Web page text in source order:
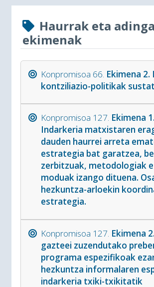
Haurrak eta
ekimenak
Konpromisoa 66. Ekimena 2.
kontziliazio-politikak
Konpromisoa 127. Ekimena 1.
Indarkeria matxistaren
dauden haurrei arreta
estrategia bat garatzea,
zerbitzuak, metodologiak
moduak izango dituena.
hezkuntza-arloekin
estrategia.
Konpromisoa 127. Ekimena
gazteei zuzendutako
programa espezifikoak
hezkuntza informalaren
indarkeria txiki-txikitatik